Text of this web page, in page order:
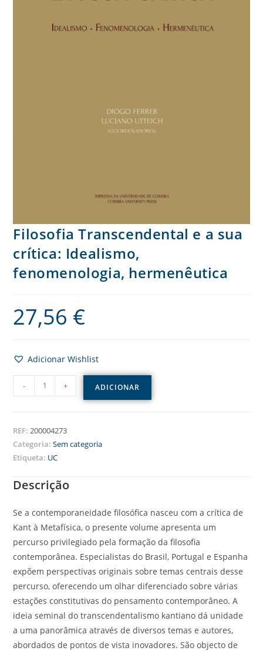
Filosofia Transcendental e a sua
crítica: Idealismo,
fenomenologia, hermenêutica
27,56 €
Adicionar Wishlist
- + ADICIONAR
REF: 200004273
Categoria:Sem categoria
Etiqueta: UC
Descrição
Se a contemporaneidade filosófica nasceu com a crítica de
Kant à Metafísica, o presente volume apresenta um
percurso privilegiado pela formação da filosofia
contemporânea. Especialistas do Brasil, Portugal e Espanha
expõem perspectivas originais sobre temas centrais desse
percurso, oferecendo um olhar diferenciado sobre várias
estações constitutivas do pensamento contemporâneo. A
ideia seminal do transcendentalismo kantiano dá unidade
a uma panorâmica através de diversos temas e autores,
abordados de pontos de vista inovadores. São objecto de